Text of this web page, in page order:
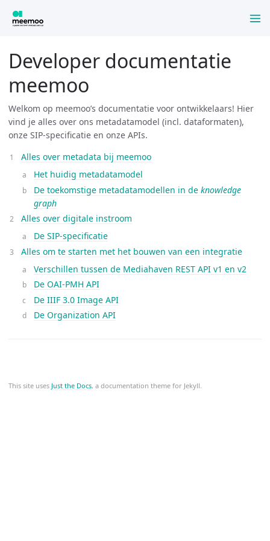
This site uses Just the Docs, a documentation theme for Jekyll.
Developer documentatie
meemoo
Welkom op meemoo’s documentatie voor ontwikkelaars! Hier
vind je alles over ons metadatamodel (incl. dataformaten),
onze SIP-specificatie en onze APIs.
Alles over metadata bij meemoo
Het huidig metadatamodel
De toekomstige metadatamodellen in de knowledge
graph
Alles over digitale instroom
De SIP-specificatie
Alles om te starten met het bouwen van een integratie
Verschillen tussen de Mediahaven REST API v1 en v2
De OAI-PMH API
De IIIF 3.0 Image API
De Organization API